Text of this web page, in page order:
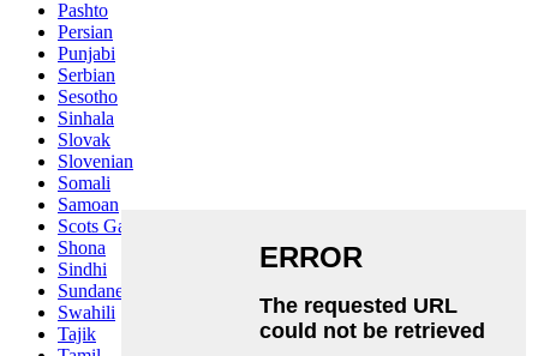
Pashto
Persian
Punjabi
Serbian
Sesotho
Sinhala
Slovak
Slovenian
Somali
Samoan
Scots Gaelic
Shona
Sindhi
Sundanese
Swahili
Tajik